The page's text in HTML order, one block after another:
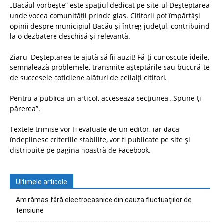
„Bacăul vorbește” este spațiul dedicat pe site-ul Deșteptarea
unde vocea comunității prinde glas. Cititorii pot împărtăși
opinii despre municipiul Bacău și întreg județul, contribuind
la o dezbatere deschisă și relevantă.
Ziarul Deșteptarea te ajută să fii auzit! Fă-ți cunoscute ideile,
semnalează problemele, transmite așteptările sau bucură-te
de succesele cotidiene alături de ceilalți cititori.
Pentru a publica un articol, accesează secțiunea „Spune-ți
părerea”.
Textele trimise vor fi evaluate de un editor, iar dacă
îndeplinesc criteriile stabilite, vor fi publicate pe site și
distribuite pe pagina noastră de Facebook.
Ultimele articole
Am rămas fără electrocasnice din cauza fluctuațiilor de
tensiune